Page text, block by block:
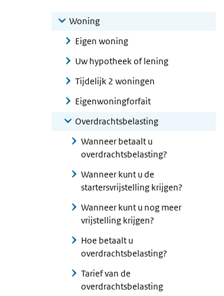
Woning
Eigen woning
Uw hypotheek of lening
Tijdelijk 2 woningen
Eigenwoningforfait
Overdrachtsbelasting
Wanneer betaalt u
overdrachtsbelasting?
Wanneer kunt u de
startersvrijstelling krijgen?
Wanneer kunt u nog meer
vrijstelling krijgen?
Hoe betaalt u
overdrachtsbelasting?
Tarief van de
overdrachtsbelasting